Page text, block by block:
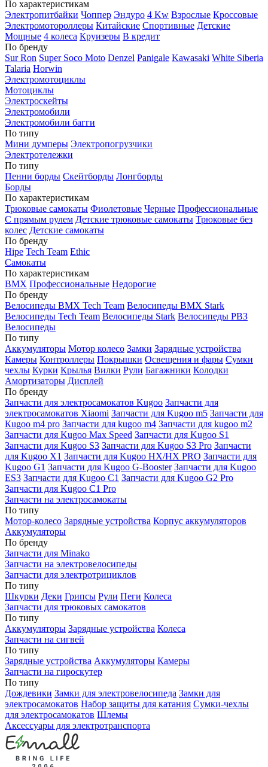
По характеристикам
Электропитбайки Чоппер Эндуро 4 Kw Взрослые Кроссовые
Электромотороллеры Китайские Спортивные Детские
Мощные 4 колеса Круизеры В кредит
По бренду
Sur Ron Super Soco Moto Denzel Panigale Kawasaki White Siberia
Talaria Horwin
Электромотоциклы
Мотоциклы
Электроскейты
Электромобили
Электромобили багги
По типу
Мини думперы Электропогрузчики
Электротележки
По типу
Пенни борды Скейтборды Лонгборды
Борды
По характеристикам
Трюковые самокаты Фиолетовые Черные Профессиональные
С прямым рулем Детские трюковые самокаты Трюковые без
колес Детские самокаты
По бренду
Hipe Tech Team Ethic
Самокаты
По характеристикам
BMX Профессиональные Недорогие
По бренду
Велосипеды BMX Tech Team Велосипеды BMX Stark
Велосипеды Tech Team Велосипеды Stark Велосипеды РВЗ
Велосипеды
По типу
Аккумуляторы Мотор колесо Замки Зарядные устройства
Камеры Контроллеры Покрышки Освещения и фары Сумки
чехлы Курки Крылья Вилки Рули Багажники Колодки
Амортизаторы Дисплей
По бренду
Запчасти для электросамокатов Kugoo Запчасти для
электросамокатов Xiaomi Запчасти для Kugoo m5 Запчасти для
Кugoo m4 pro Запчасти для kugoo m4 Запчасти для kugoo m2
Запчасти для Kugoo Max Speed Запчасти для Kugoo S1
Запчасти для Kugoo S3 Запчасти для Kugoo S3 Pro Запчасти
для Kugoo X1 Запчасти для Kugoo HX/HX PRO Запчасти для
Kugoo G1 Запчасти для Kugoo G-Booster Запчасти для Kugoo
ES3 Запчасти для Kugoo C1 Запчасти для Kugoo G2 Pro
Запчасти для Kugoo C1 Pro
Запчасти на электросамокаты
По типу
Мотор-колесо Зарядные устройства Корпус аккумуляторов
Аккумуляторы
По бренду
Запчасти для Minako
Запчасти на электровелосипеды
Запчасти для электротрициклов
По типу
Шкурки Деки Грипсы Рули Пеги Колеса
Запчасти для трюковых самокатов
По типу
Аккумуляторы Зарядные устройства Колеса
Запчасти на сигвей
По типу
Зарядные устройства Аккумуляторы Камеры
Запчасти на гироскутер
По типу
Дождевики Замки для электровелосипеда Замки для
электросамокатов Набор защиты для катания Сумки-чехлы
для электросамокатов Шлемы
Аксессуары для электротранспорта